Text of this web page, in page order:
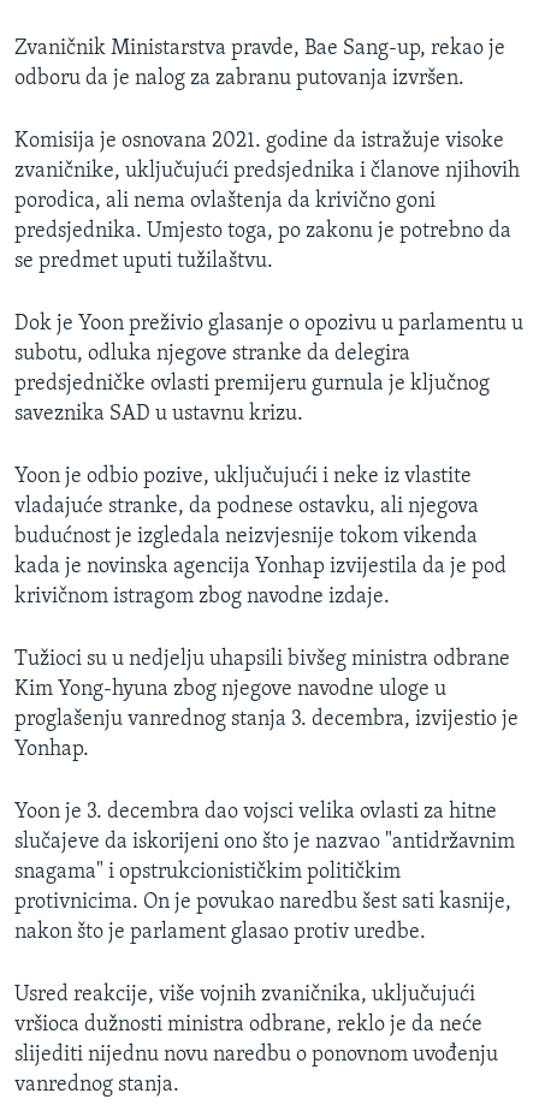
Zvaničnik Ministarstva pravde, Bae Sang-up, rekao je
odboru da je nalog za zabranu putovanja izvršen.
Komisija je osnovana 2021. godine da istražuje visoke
zvaničnike, uključujući predsjednika i članove njihovih
porodica, ali nema ovlaštenja da krivično goni
predsjednika. Umjesto toga, po zakonu je potrebno da
se predmet uputi tužilaštvu.
Dok je Yoon preživio glasanje o opozivu u parlamentu u
subotu, odluka njegove stranke da delegira
predsjedničke ovlasti premijeru gurnula je ključnog
saveznika SAD u ustavnu krizu.
Yoon je odbio pozive, uključujući i neke iz vlastite
vladajuće stranke, da podnese ostavku, ali njegova
budućnost je izgledala neizvjesnije tokom vikenda
kada je novinska agencija Yonhap izvijestila da je pod
krivičnom istragom zbog navodne izdaje.
Tužioci su u nedjelju uhapsili bivšeg ministra odbrane
Kim Yong-hyuna zbog njegove navodne uloge u
proglašenju vanrednog stanja 3. decembra, izvijestio je
Yonhap.
Yoon je 3. decembra dao vojsci velika ovlasti za hitne
slučajeve da iskorijeni ono što je nazvao "antidržavnim
snagama" i opstrukcionističkim političkim
protivnicima. On je povukao naredbu šest sati kasnije,
nakon što je parlament glasao protiv uredbe.
Usred reakcije, više vojnih zvaničnika, uključujući
vršioca dužnosti ministra odbrane, reklo je da neće
slijediti nijednu novu naredbu o ponovnom uvođenju
vanrednog stanja.